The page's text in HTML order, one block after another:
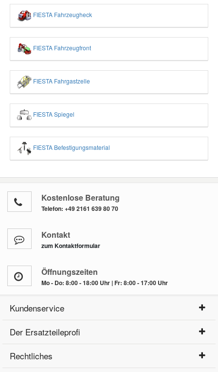
FIESTA Fahrzeugheck
FIESTA Fahrzeugfront
FIESTA Fahrgastzelle
FIESTA Spiegel
FIESTA Befestigungsmaterial
Kostenlose Beratung
Telefon: +49 2161 639 80 70
Kontakt
zum Kontaktformular
Öffnungszeiten
Mo - Do: 8:00 - 18:00 Uhr | Fr: 8:00 - 17:00 Uhr
Kundenservice
Der Ersatzteileprofi
Rechtliches